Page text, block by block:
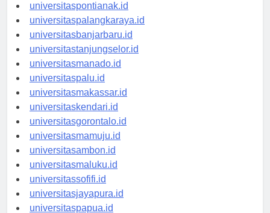
universitaskupang.id
universitaspontianak.id
universitaspalangkaraya.id
universitasbanjarbaru.id
universitastanjungselor.id
universitasmanado.id
universitaspalu.id
universitasmakassar.id
universitaskendari.id
universitasgorontalo.id
universitasmamuju.id
universitasambon.id
universitasmaluku.id
universitassofifi.id
universitasjayapura.id